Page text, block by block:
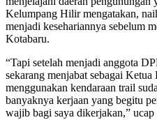
Kelumpang Hilir mengatakan,
menjadi kesehariannya sebelum
Kotabaru.
“Tapi setelah menjadi anggota
sekarang menjabat sebagai
menggunakan kendaraan trail
banyaknya kerjaan yang begitu
wajib bagi saya dikerjakan,”